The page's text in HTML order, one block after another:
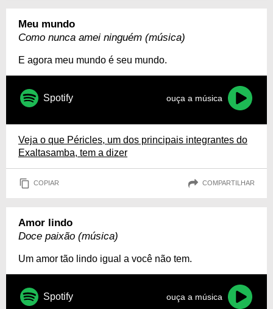
Meu mundo
Como nunca amei ninguém (música)
E agora meu mundo é seu mundo.
Spotify ouça a música
Veja o que Péricles, um dos principais integrantes do
Exaltasamba, tem a dizer
COPIAR COMPARTILHAR
Amor lindo
Doce paixão (música)
Um amor tão lindo igual a você não tem.
Spotify ouça a música